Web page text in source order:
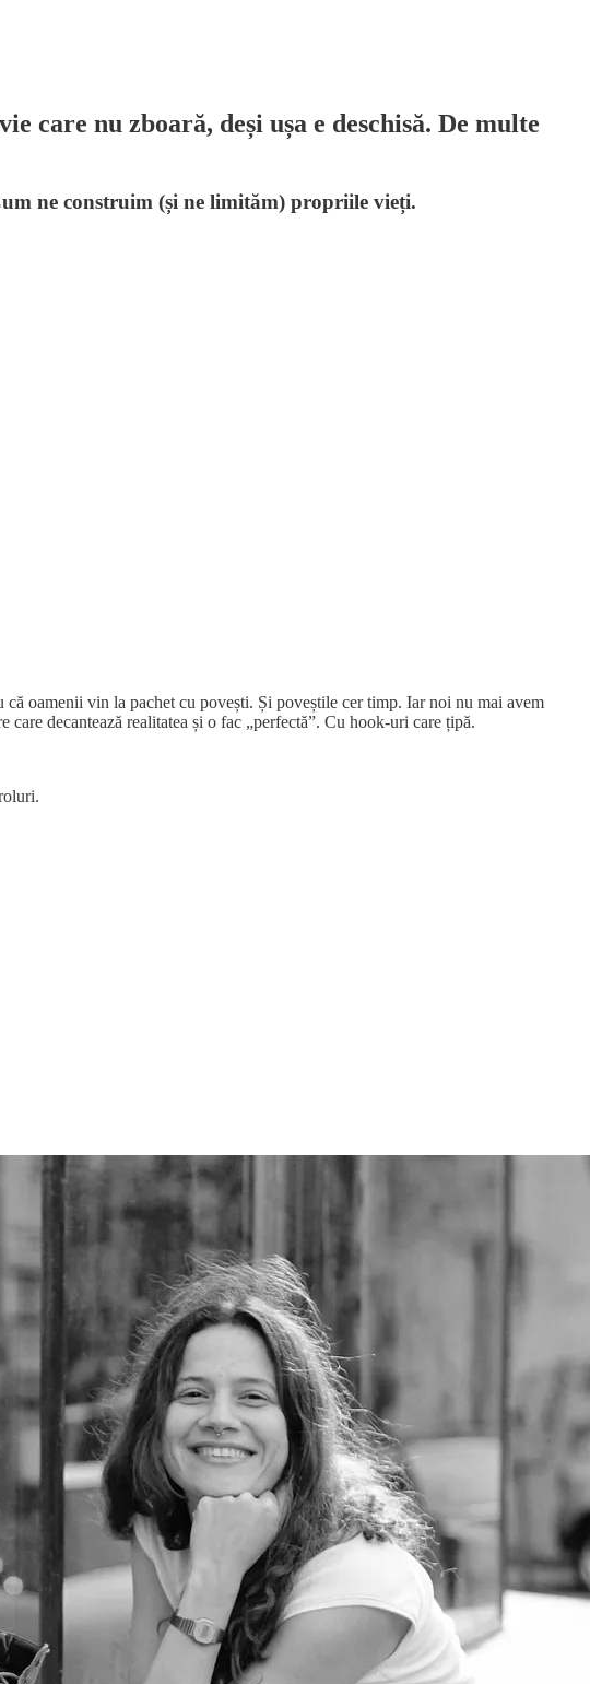
care nu zboară, deși ușa e deschisă. De multe
ne construim (și ne limităm) propriile vieți.
oamenii vin la pachet cu povești. Și poveștile cer timp. Iar noi nu mai avem
decantează realitatea și o fac „perfectă”. Cu hook-uri care țipă.